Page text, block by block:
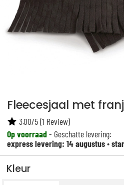
Fleecesjaal met
Op voorraad- Geschatte levering:
express levering: 14 augustus•
3.00/5(1 Review)
Kleur